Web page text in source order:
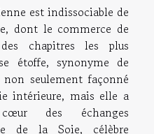
est indissociable de
dont le commerce de
chapitres les plus
étoffe, synonyme de
seulement façonné
intérieure, mais elle a
des échanges
de la Soie, célèbre